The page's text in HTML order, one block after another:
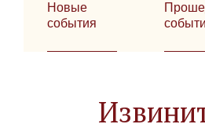
Новые
события